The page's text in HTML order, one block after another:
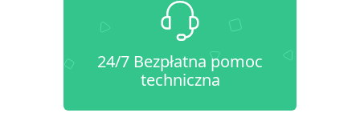
24/7 Bezpłatna pomoc
techniczna